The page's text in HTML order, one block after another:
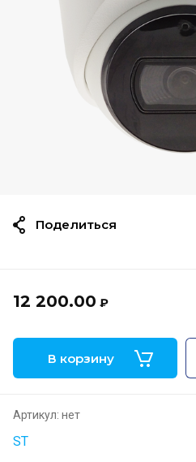
12 200.00 ₽
В корзину
Артикул: нет
ST
Поделиться